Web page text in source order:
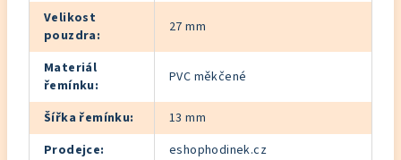
Velikost
pouzdra: 27 mm
Materiál
řemínku: PVC měkčené
Šířka řemínku:
13 mm
Prodejce:
eshophodinek.cz